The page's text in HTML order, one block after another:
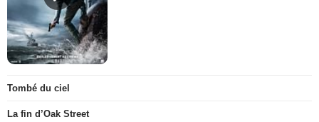
Tombé du ciel
La fin d’Oak Street